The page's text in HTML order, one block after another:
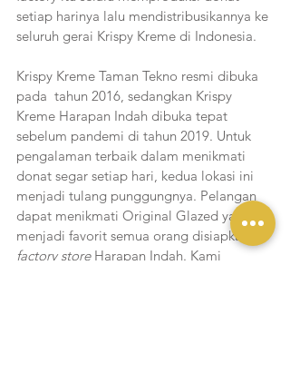
setiap harinya lalu mendistribusikannya ke
seluruh gerai Krispy Kreme di Indonesia.
Krispy Kreme Taman Tekno resmi dibuka
pada  tahun 2016, sedangkan Krispy
Kreme Harapan Indah dibuka tepat
sebelum pandemi di tahun 2019. Untuk
pengalaman terbaik dalam menikmati
donat segar setiap hari, kedua lokasi ini
menjadi tulang punggungnya. Pelangan
dapat menikmati Original Glazed yag
menjadi favorit semua orang disiapkan di
factory store Harapan Indah. Kami